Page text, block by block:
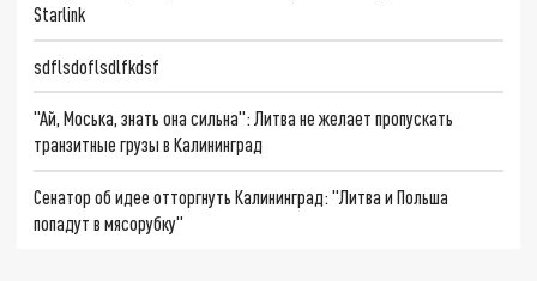
Starlink
sdflsdoflsdlfkdsf
"Ай, Моська, знать она сильна": Литва не желает пропускать
транзитные грузы в Калининград
Сенатор об идее отторгнуть Калининград: "Литва и Польша
попадут в мясорубку"